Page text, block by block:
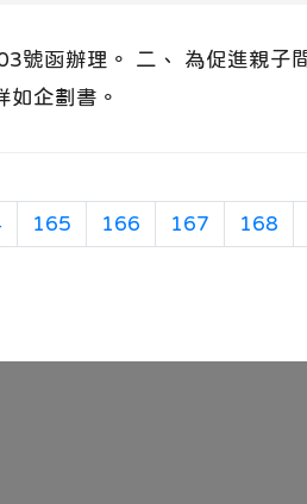
函辦理。 二、 為促進親子
如企劃書。
165 166 167 168